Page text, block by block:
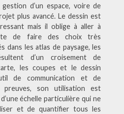
gestion d’un espace, voire de
plus avancé. Le dessin est
mais il oblige à aller à
de faire des choix très
dans les atlas de paysage, les
d’un croisement de
les coupes et le dessin
de communication et de
son utilisation est
échelle particulière qui ne
et de quantifier tous les